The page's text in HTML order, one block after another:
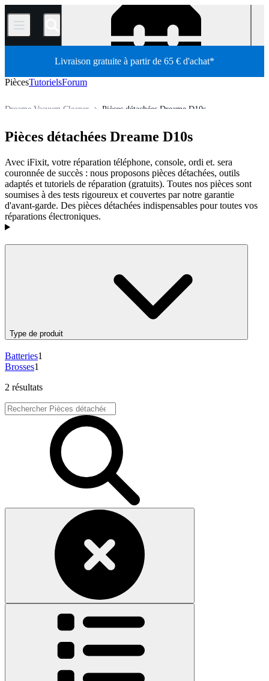
/
Livraison gratuite à partir de 65 € d'achat*
PiècesTutorielsForum
Pièces détachées Dreame D10s
Dreame Vacuum Cleaner
Pièces détachées
Boutique
Pièces détachées Dreame D10s
Avec iFixit, votre réparation téléphone, console, ordi et. sera
couronnée de succès : nous proposons pièces détachées, outils
adaptés et tutoriels de réparation (gratuits). Toutes nos pièces sont
soumises à des tests rigoureux et couvertes par notre garantie
d'avant-garde. Des pièces détachées indispensables pour toutes vos
réparations électroniques.
Produits
Type de produit
Batteries1
Brosses1
2 résultats